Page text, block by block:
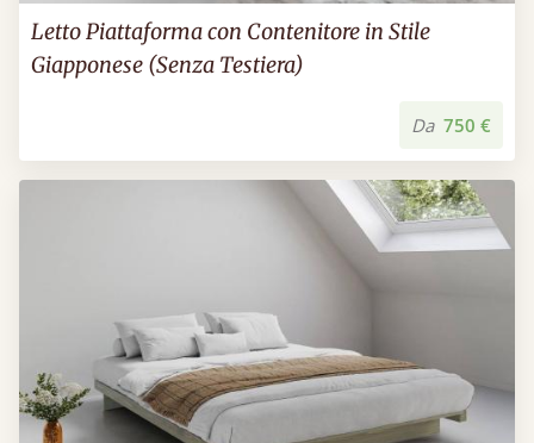
Letto Piattaforma con Contenitore in Stile
Giapponese (Senza Testiera)
Da 750 €